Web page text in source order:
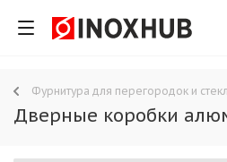
Фурнитура для перегородок и
Дверные коробки